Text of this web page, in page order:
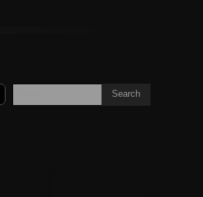
Search